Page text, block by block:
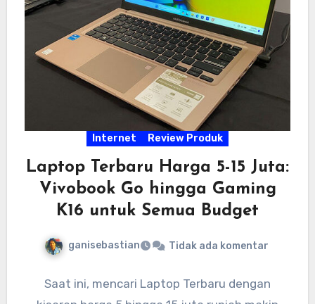
Internet Review Produk
Laptop Terbaru Harga 5-15 Juta:
Vivobook Go hingga Gaming
K16 untuk Semua Budget
ganisebastian Tidak ada komentar
Saat ini, mencari Laptop Terbaru dengan